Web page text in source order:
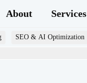
About Services
SEO & AI Optimization